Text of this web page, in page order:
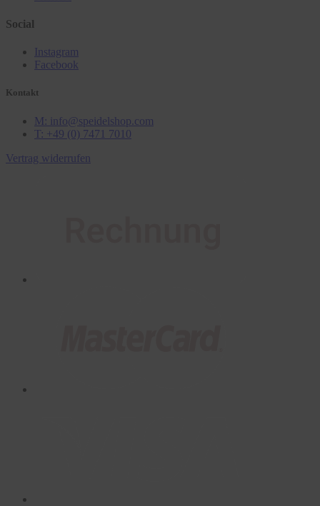
Social
Instagram
Facebook
Kontakt
M: info@speidelshop.com
T: +49 (0) 7471 7010
Vertrag widerrufen